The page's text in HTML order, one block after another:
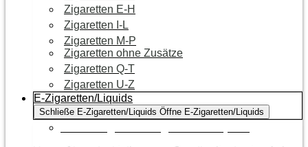
Zigaretten E-H
Zigaretten I-L
Zigaretten M-P
Zigaretten ohne Zusätze
Zigaretten Q-T
Zigaretten U-Z
E-Zigaretten/Liquids
Schließe E-Zigaretten/Liquids Öffne E-Zigaretten/Liquids